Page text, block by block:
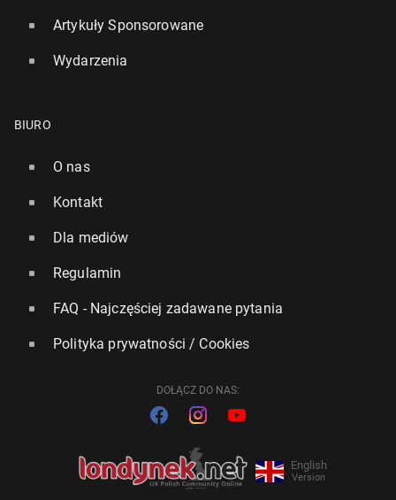
Bry­tyj­ki należą do naj­bar­dziej sfru­stro­wa­nych kobiet
4 czerwca, 15:00
Artykuły Sponsorowane
Wydarzenia
BIURO
O nas
Kontakt
Dla mediów
Regulamin
FAQ - Najczęściej zadawane pytania
Polityka prywatności / Cookies
DOŁĄCZ DO NAS:
English
Version